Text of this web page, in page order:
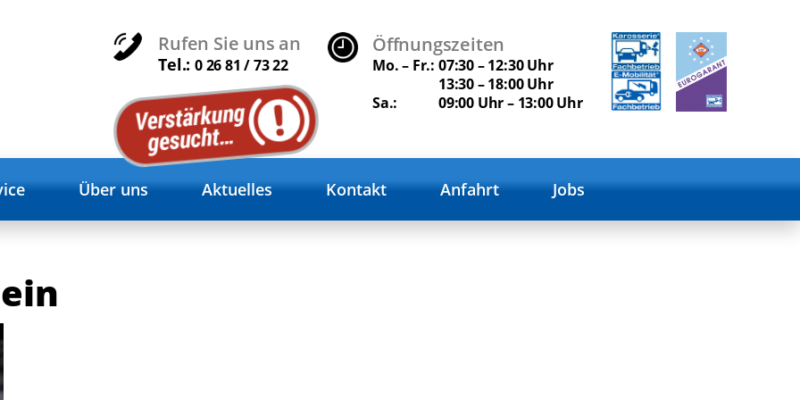
Rufen Sie uns an
Tel.:0 26 81 / 73 22
Öffnungszeiten
Mo. – Fr.: 07:30 – 12:30 Uhr
13:30 – 18:00 Uhr
Sa.:
09:00 Uhr – 13:00 Uhr
Über uns Aktuelles Kontakt Anfahrt Jobs